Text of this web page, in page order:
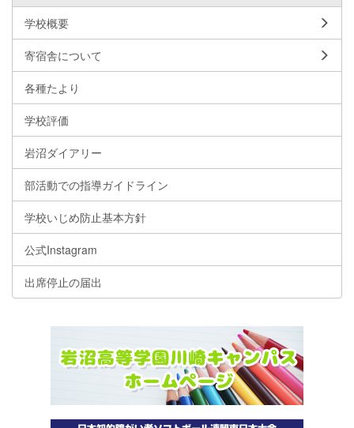
学校概要
寄宿舎について
各種たより
学校評価
岩沼ダイアリー
部活動での指導ガイドライン
学校いじめ防止基本方針
公式Instagram
出席停止の届出